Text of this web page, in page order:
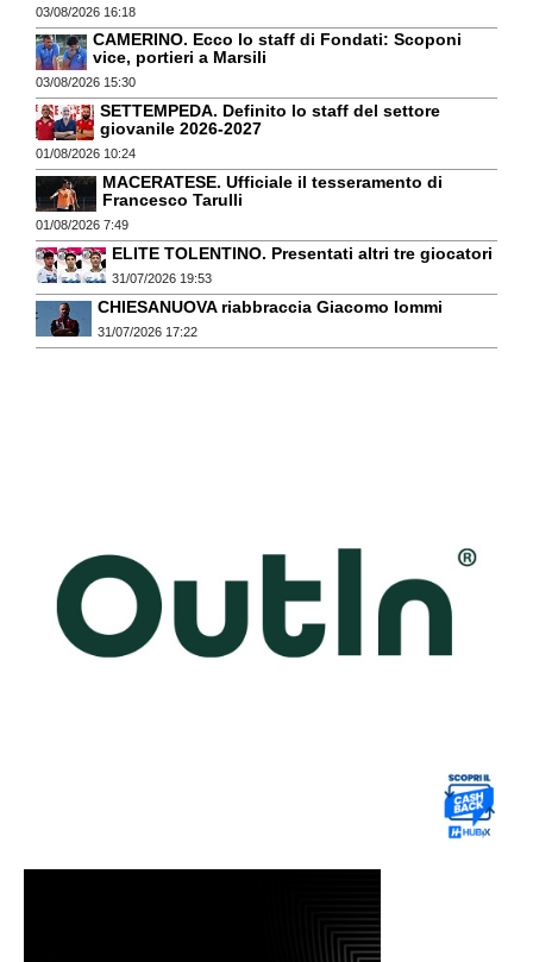
03/08/2026 16:18
CAMERINO. Ecco lo staff di Fondati: Scoponi
vice, portieri a Marsili
03/08/2026 15:30
SETTEMPEDA. Definito lo staff del settore
giovanile 2026-2027
01/08/2026 10:24
MACERATESE. Ufficiale il tesseramento di
Francesco Tarulli
01/08/2026 7:49
ELITE TOLENTINO. Presentati altri tre giocatori
31/07/2026 19:53
CHIESANUOVA riabbraccia Giacomo Iommi
31/07/2026 17:22